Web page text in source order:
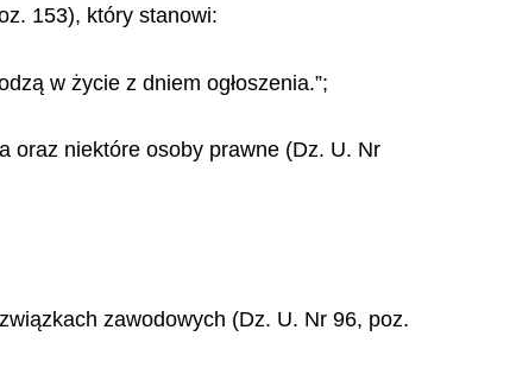
153), który stanowi:
w życie z dniem ogłoszenia.”;
oraz niektóre osoby prawne (Dz. U. Nr
zawodowych (Dz. U. Nr 96, poz.